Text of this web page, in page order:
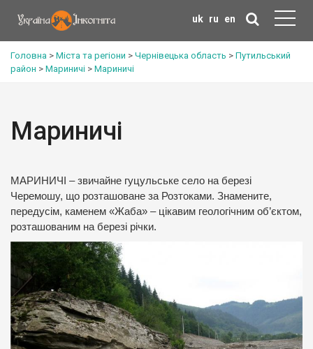
uk ru en
Головна > Міста та регіони > Чернівецька область > Путильський
район > Мариничі > Мариничі
Мариничі
МАРИНИЧІ – звичайне гуцульське село на березі
Черемошу, що розташоване за Розтоками. Знамените,
передусім, каменем «Жаба» – цікавим геологічним об’єктом,
розташованим на березі річки.